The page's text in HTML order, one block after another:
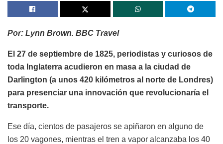
Por: Lynn Brown. BBC Travel
El 27 de septiembre de 1825, periodistas y curiosos de
toda Inglaterra acudieron en masa a la ciudad de
Darlington (a unos 420 kilómetros al norte de Londres)
para presenciar una innovación que revolucionaría el
transporte.
Ese día, cientos de pasajeros se apiñaron en alguno de
los 20 vagones, mientras el tren a vapor alcanzaba los 40